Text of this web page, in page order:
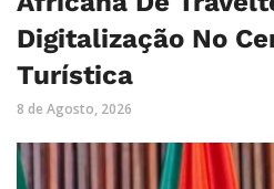
Digitalização No
Turística
8 de Agosto, 2026